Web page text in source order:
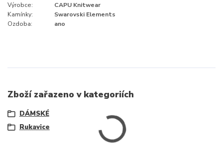
Výrobce:
CAPU Knitwear
Kamínky:
Swarovski Elements
Ozdoba:
ano
Zboží zařazeno v kategoriích
DÁMSKÉ
Rukavice